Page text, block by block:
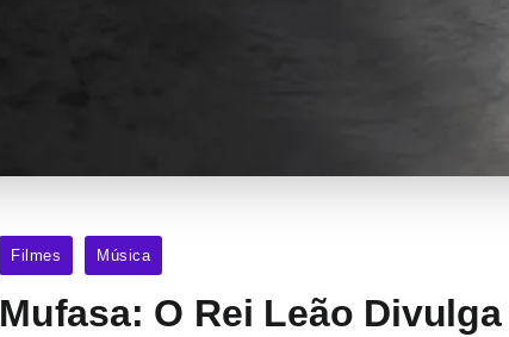
Filmes Música
Mufasa: O Rei Leão